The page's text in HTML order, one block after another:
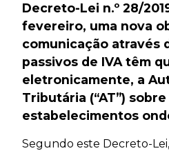
Decreto-Lei n.º 28/
fevereiro, uma nova
comunicação através
passivos de IVA têm
eletronicamente, a
Tributária (“AT”)
estabelecimentos
Segundo este Decreto-